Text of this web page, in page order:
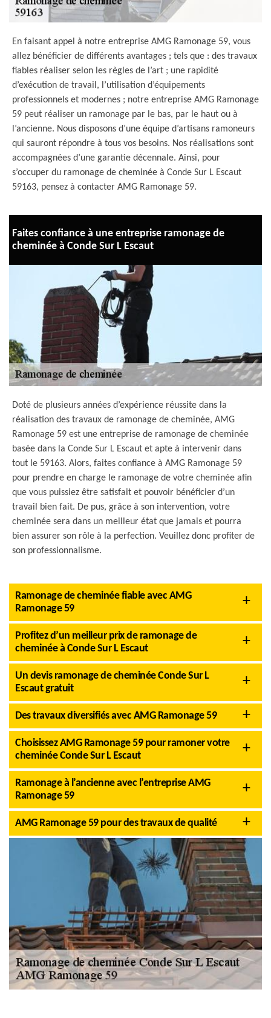
En faisant appel à notre entreprise AMG Ramonage 59, vous
allez bénéficier de différents avantages ; tels que : des travaux
fiables réaliser selon les règles de l’art ; une rapidité
d’exécution de travail, l’utilisation d’équipements
professionnels et modernes ; notre entreprise AMG Ramonage
59 peut réaliser un ramonage par le bas, par le haut ou à
l’ancienne. Nous disposons d’une équipe d’artisans ramoneurs
qui sauront répondre à tous vos besoins. Nos réalisations sont
accompagnées d’une garantie décennale. Ainsi, pour
s’occuper du ramonage de cheminée à Conde Sur L Escaut
59163, pensez à contacter AMG Ramonage 59.
Faites confiance à une entreprise ramonage de
cheminée à Conde Sur L Escaut
Doté de plusieurs années d’expérience réussite dans la
réalisation des travaux de ramonage de cheminée, AMG
Ramonage 59 est une entreprise de ramonage de cheminée
basée dans la Conde Sur L Escaut et apte à intervenir dans
tout le 59163. Alors, faites confiance à AMG Ramonage 59
pour prendre en charge le ramonage de votre cheminée afin
que vous puissiez être satisfait et pouvoir bénéficier d’un
travail bien fait. De pus, grâce à son intervention, votre
cheminée sera dans un meilleur état que jamais et pourra
bien assurer son rôle à la perfection. Veuillez donc profiter de
son professionnalisme.
Ramonage de cheminée fiable avec AMG
Ramonage 59
Profitez d’un meilleur prix de ramonage de
cheminée à Conde Sur L Escaut
Un devis ramonage de cheminée Conde Sur L
Escaut gratuit
Des travaux diversifiés avec AMG Ramonage 59
Choisissez AMG Ramonage 59 pour ramoner votre
cheminée Conde Sur L Escaut
Ramonage à l’ancienne avec l’entreprise AMG
Ramonage 59
AMG Ramonage 59 pour des travaux de qualité